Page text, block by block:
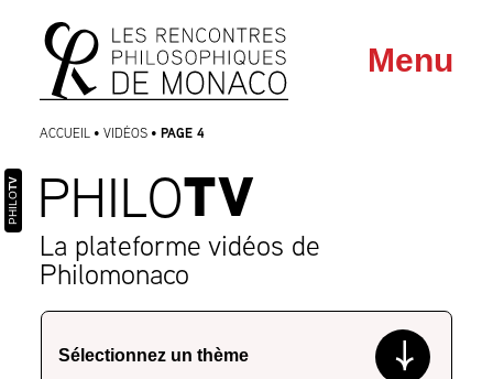
Aller
au
menu
Aller au
contenu
Menu
ACCUEIL • VIDÉOS • PAGE 4
PHILOTV
La plateforme vidéos de
Philomonaco
PHILO
TV